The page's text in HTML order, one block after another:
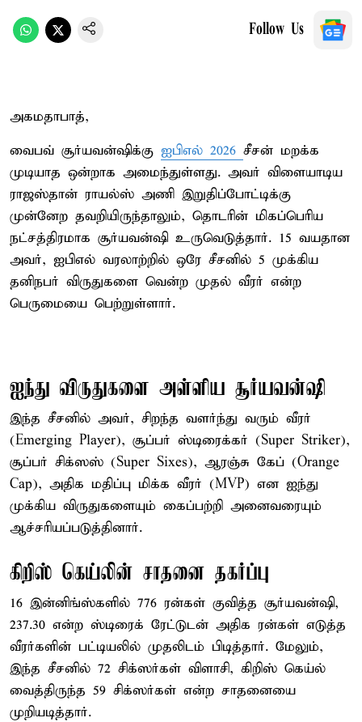
Follow Us
அகமதாபாத்,
வைபவ் சூர்யவன்ஷிக்கு ஐபிஎல் 2026 சீசன் மறக்க
முடியாத ஒன்றாக அமைந்துள்ளது. அவர் விளையாடிய
ராஜஸ்தான் ராயல்ஸ் அணி இறுதிப்போட்டிக்கு
முன்னேற தவறியிருந்தாலும், தொடரின் மிகப்பெரிய
நட்சத்திரமாக சூர்யவன்ஷி உருவெடுத்தார். 15 வயதான
அவர், ஐபிஎல் வரலாற்றில் ஒரே சீசனில் 5 முக்கிய
தனிநபர் விருதுகளை வென்ற முதல் வீரர் என்ற
பெருமையை பெற்றுள்ளார்.
ஐந்து விருதுகளை அள்ளிய சூர்யவன்ஷி
இந்த சீசனில் அவர், சிறந்த வளர்ந்து வரும் வீரர்
(Emerging Player), சூப்பர் ஸ்டிரைக்கர் (Super Striker),
சூப்பர் சிக்ஸஸ் (Super Sixes), ஆரஞ்சு கேப் (Orange
Cap), அதிக மதிப்பு மிக்க வீரர் (MVP) என ஐந்து
முக்கிய விருதுகளையும் கைப்பற்றி அனைவரையும்
ஆச்சரியப்படுத்தினார்.
கிறிஸ் கெய்லின் சாதனை தகர்ப்பு
16 இன்னிங்ஸ்களில் 776 ரன்கள் குவித்த சூர்யவன்ஷி,
237.30 என்ற ஸ்டிரைக் ரேட்டுடன் அதிக ரன்கள் எடுத்த
வீரர்களின் பட்டியலில் முதலிடம் பிடித்தார். மேலும்,
இந்த சீசனில் 72 சிக்ஸர்கள் விளாசி, கிறிஸ் கெய்ல்
வைத்திருந்த 59 சிக்ஸர்கள் என்ற சாதனையை
முறியடித்தார்.